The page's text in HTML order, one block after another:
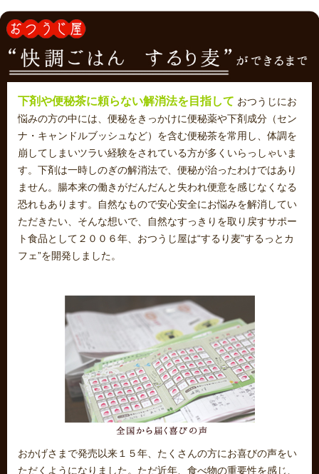
下剤や便秘茶に頼らない解消法を目指して おつうじにお
悩みの方の中には、便秘をきっかけに便秘薬や下剤成分（セン
ナ・キャンドルブッシュなど）を含む便秘茶を常用し、体調を
恐れもあります。自然なもので安心安全にお悩みを解消してい
ただきたい、そんな想いで、自然なすっきりを取り戻すサポー
ト食品として２００６年、おつうじ屋は“するり麦”するっとカ
フェ”を開発しました。